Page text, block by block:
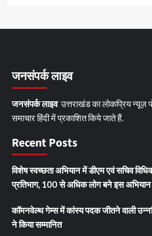
जनसंपर्क लाइव
जनसंपर्क लाइवउत्तराखंड का लोकप्रिय न्यूज़
समाचार हिंदी में प्रकाशित किये जाते हैं.
Recent Posts
विशेष स्वच्छता अभियान में डीएम एवं सचिव
प्रतिभाग, 100 से अधिक लोग बने इस अभियान
कॉमनवेल्थ गेम्स में कांस्य पदक जीतने वाली
ने किया सम्मानित